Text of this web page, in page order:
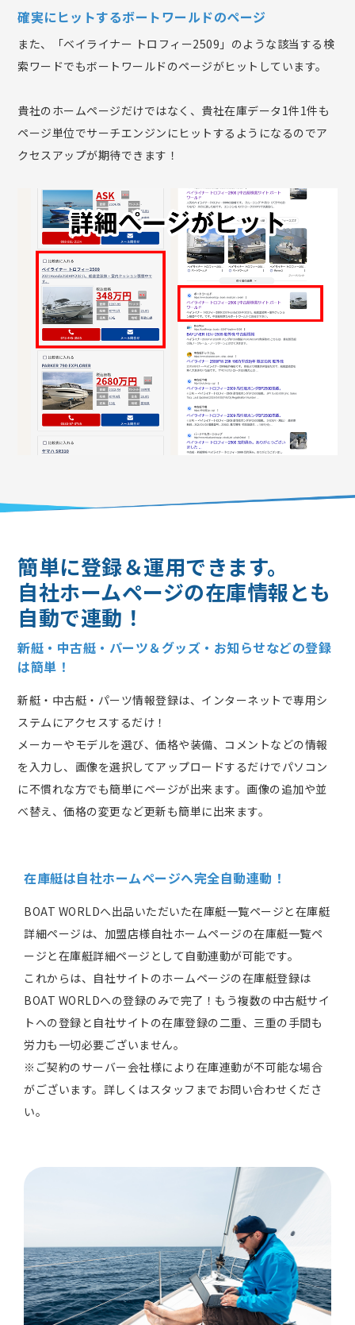
確実にヒットするボートワールドのページ
また、「ベイライナー トロフィー2509」のような該当する検
索ワードでもボートワールドのページがヒットしています。
貴社のホームページだけではなく、貴社在庫データ1件1件も
ページ単位でサーチエンジンにヒットするようになるのでア
クセスアップが期待できます！
簡単に登録＆運用できます。
自社ホームページの在庫情報とも
自動で連動！
新艇・中古艇・パーツ＆グッズ・お知らせなどの登録
は簡単！
新艇・中古艇・パーツ情報登録は、インターネットで専用シ
ステムにアクセスするだけ！
メーカーやモデルを選び、価格や装備、コメントなどの情報
を入力し、画像を選択してアップロードするだけでパソコン
に不慣れな方でも簡単にページが出来ます。画像の追加や並
べ替え、価格の変更など更新も簡単に出来ます。
在庫艇は自社ホームページへ完全自動連動！
BOAT WORLDへ出品いただいた在庫艇一覧ページと在庫艇
詳細ページは、加盟店様自社ホームページの在庫艇一覧ペ
ージと在庫艇詳細ページとして自動連動が可能です。
これからは、自社サイトのホームページの在庫艇登録は
BOAT WORLDへの登録のみで完了！もう複数の中古艇サイ
トへの登録と自社サイトの在庫登録の二重、三重の手間も
労力も一切必要ございません。
※ご契約のサーバー会社様により在庫連動が不可能な場合
がございます。詳しくはスタッフまでお問い合わせくださ
い。